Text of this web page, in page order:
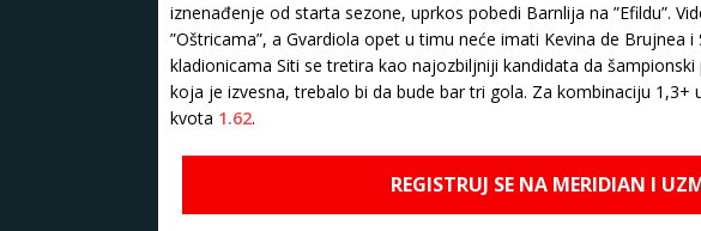
iznenađenje od starta sezone, uprkos pobedi Barnlija na ”Efildu”.
”Oštricama”, a Gvardiola opet u timu neće imati Kevina de Brujnea
kladionicama Siti se tretira kao najozbiljniji kandidata da šampionski
koja je izvesna, trebalo bi da bude bar tri gola. Za kombinaciju 1,3+
kvota 1.62.
REGISTRUJ SE NA MERIDIAN I